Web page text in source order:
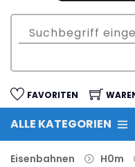
FAVORITEN
ALLE KATEGORIEN
Eisenbahnen H0m